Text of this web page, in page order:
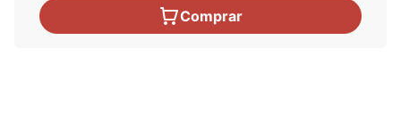
Comprar